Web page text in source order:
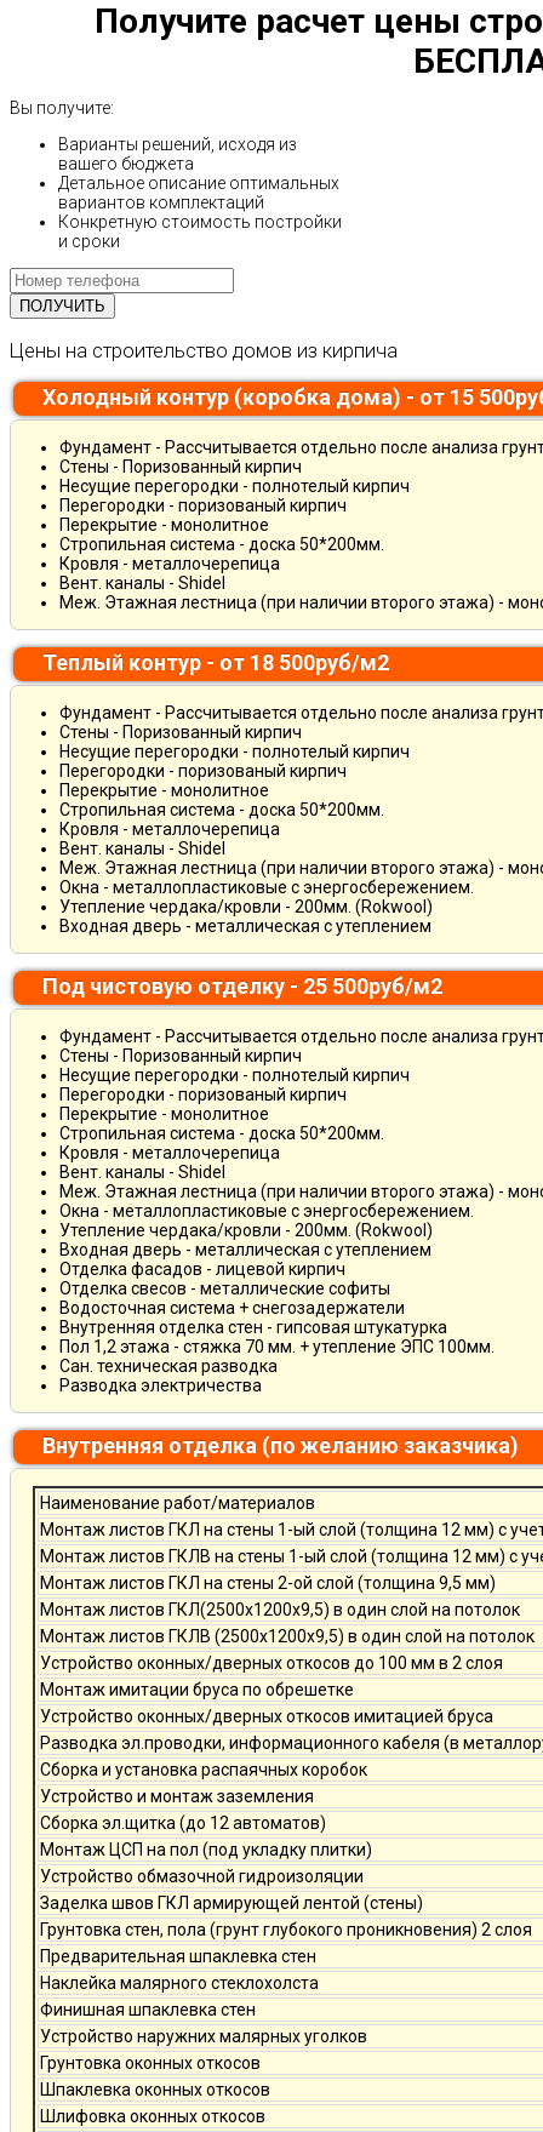
Получите расчет цены
Вы получите:
Варианты решений, исходя из
вашего бюджета
Детальное описание оптимальных
вариантов комплектаций
Конкретную стоимость постройки
и сроки
Цены на строительство домов из кирпича
Холодный контур (коробка дома) - от 15
Фундамент - Рассчитывается отдельно после анализа
Стены - Поризованный кирпич
Несущие перегородки - полнотелый кирпич
Перегородки - поризованый кирпич
Перекрытие - монолитное
Стропильная система - доска 50*200мм.
Кровля - металлочерепица
Вент. каналы - Shidel
Меж. Этажная лестница (при наличии второго этажа) -
Теплый контур - от 18 500руб/м2
Фундамент - Рассчитывается отдельно после анализа
Стены - Поризованный кирпич
Несущие перегородки - полнотелый кирпич
Перегородки - поризованый кирпич
Перекрытие - монолитное
Стропильная система - доска 50*200мм.
Кровля - металлочерепица
Вент. каналы - Shidel
Меж. Этажная лестница (при наличии второго этажа) -
Окна - металлопластиковые с энергосбережением.
Утепление чердака/кровли - 200мм. (Rokwool)
Входная дверь - металлическая с утеплением
Под чистовую отделку - 25 500руб/м2
Фундамент - Рассчитывается отдельно после анализа
Стены - Поризованный кирпич
Несущие перегородки - полнотелый кирпич
Перегородки - поризованый кирпич
Перекрытие - монолитное
Стропильная система - доска 50*200мм.
Кровля - металлочерепица
Вент. каналы - Shidel
Меж. Этажная лестница (при наличии второго этажа) -
Окна - металлопластиковые с энергосбережением.
Утепление чердака/кровли - 200мм. (Rokwool)
Входная дверь - металлическая с утеплением
Отделка фасадов - лицевой кирпич
Отделка свесов - металлические софиты
Водосточная система + снегозадержатели
Внутренняя отделка стен - гипсовая штукатурка
Пол 1,2 этажа - стяжка 70 мм. + утепление ЭПС 100мм.
Сан. техническая разводка
Разводка электричества
Внутренняя отделка (по желанию заказчика)
Наименование работ/материалов
Монтаж листов ГКЛ на стены 1-ый слой (толщина 12 мм) с
Монтаж листов ГКЛВ на стены 1-ый слой (толщина 12 мм) с
Монтаж листов ГКЛ на стены 2-ой слой (толщина 9,5 мм)
Монтаж листов ГКЛ(2500х1200х9,5) в один слой на потолок
Монтаж листов ГКЛВ (2500х1200х9,5) в один слой на потолок
Устройство оконных/дверных откосов до 100 мм в 2 слоя
Монтаж имитации бруса по обрешетке
Устройство оконных/дверных откосов имитацией бруса
Разводка эл.проводки, информационного кабеля (в
Сборка и установка распаячных коробок
Устройство и монтаж заземления
Сборка эл.щитка (до 12 автоматов)
Монтаж ЦСП на пол (под укладку плитки)
Устройство обмазочной гидроизоляции
Заделка швов ГКЛ армирующей лентой (стены)
Грунтовка стен, пола (грунт глубокого проникновения) 2 слоя
Предварительная шпаклевка стен
Наклейка малярного стеклохолста
Финишная шпаклевка стен
Устройство наружних малярных уголков
Грунтовка оконных откосов
Шпаклевка оконных откосов
Шлифовка оконных откосов